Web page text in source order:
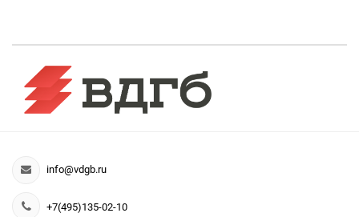
info@vdgb.ru
+7(495)135-02-10